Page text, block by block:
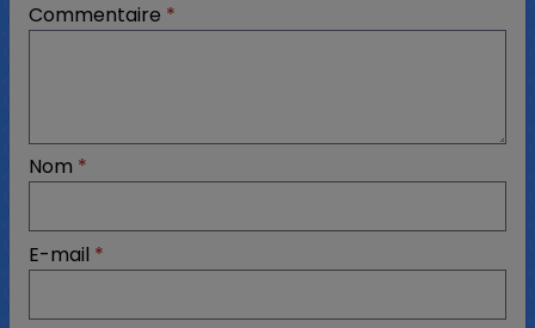
Commentaire *
Nom *
E-mail *